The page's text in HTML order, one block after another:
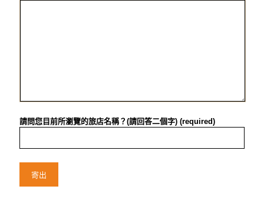
請問您目前所瀏覽的旅店名稱？(請回答二個字) (required)